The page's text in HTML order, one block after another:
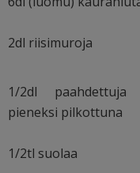
2dl riisimuroja
1/2dl paahdettuja
pieneksi pilkottuna
1/2tl suolaa